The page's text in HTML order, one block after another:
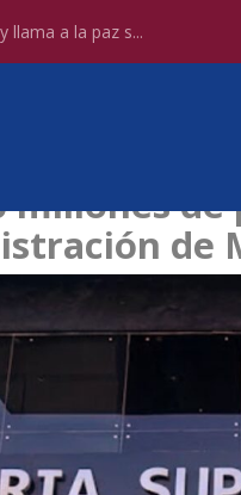
llama a la paz s...
de